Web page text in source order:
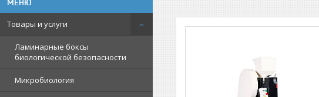
Товары и услуги
Ламинарные боксы
биологической безопасности
Микробиология